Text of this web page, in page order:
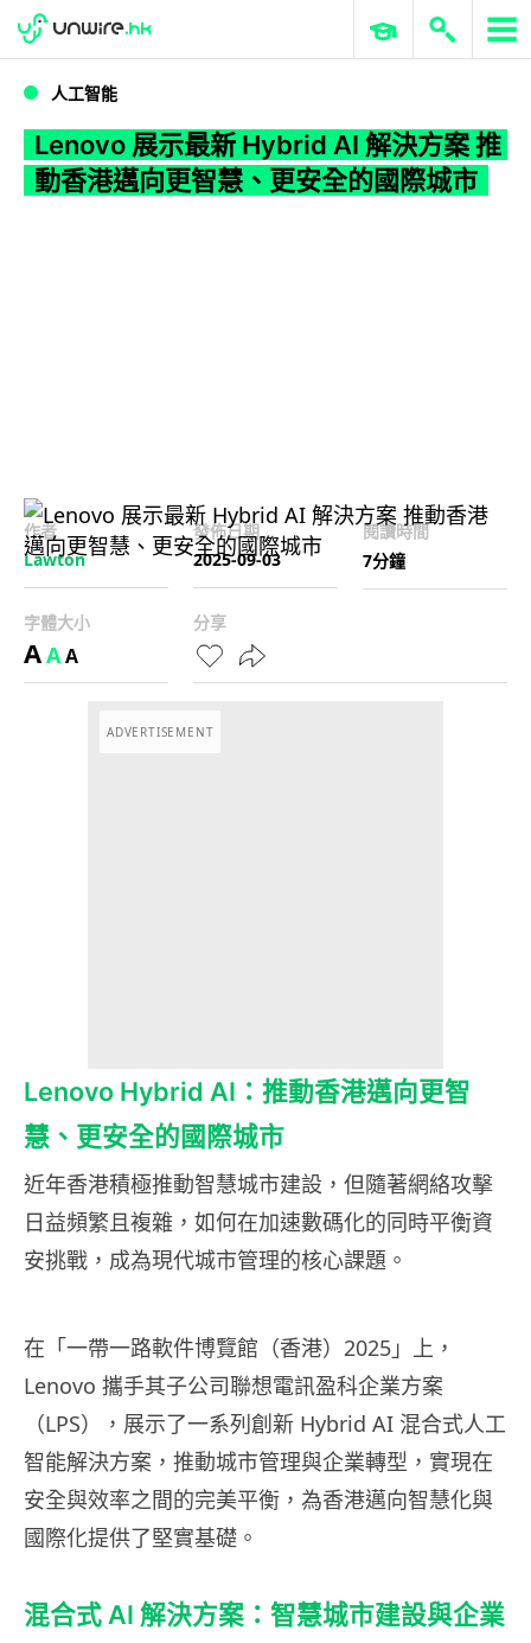
WWDC 2026 ERP 與商業 AI
人工智能
Lenovo 展示最新 Hybrid AI 解決方案 推
動香港邁向更智慧、更安全的國際城市
作者
Lawton
發佈日期
2025-09-03
閱讀時間
7分鐘
字體大小
AAA
分享
ADVERTISEMENT
Lenovo Hybrid AI：推動香港邁向更智
慧、更安全的國際城市
近年香港積極推動智慧城市建設，但隨著網絡攻擊
日益頻繁且複雜，如何在加速數碼化的同時平衡資
安挑戰，成為現代城市管理的核心課題。
在「一帶一路軟件博覽館（香港）2025」上，
Lenovo 攜手其子公司聯想電訊盈科企業方案
（LPS），展示了一系列創新 Hybrid AI 混合式人工
智能解決方案，推動城市管理與企業轉型，實現在
安全與效率之間的完美平衡，為香港邁向智慧化與
國際化提供了堅實基礎。
混合式 AI 解決方案：智慧城市建設與企業